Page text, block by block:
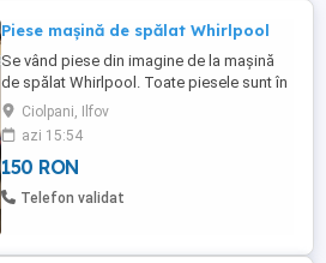
Piese mașină de spălat Whirlpool
Se vând piese din imagine de la mașină
de spălat Whirlpool. Toate piesele sunt în
stare de funcționare, mai puțin tripoda
care este ruptă.se vinde și întreaga. Tel
.Prețuri bune
Ciolpani, Ilfov
azi 15:54
150 RON
Telefon validat